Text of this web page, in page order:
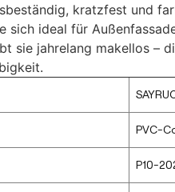
kratzfest und
sich ideal für
sie jahrelang makellos –
PVC-
P10-